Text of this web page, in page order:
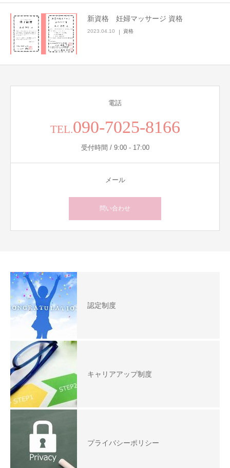
新資格 妊婦マッサージ 資格
2023.04.10 資格
電話
TEL.090-7025-8166
受付時間 / 9:00 - 17:00
メール
問い合わせ
認定制度
キャリアアップ制度
プライバシーポリシー